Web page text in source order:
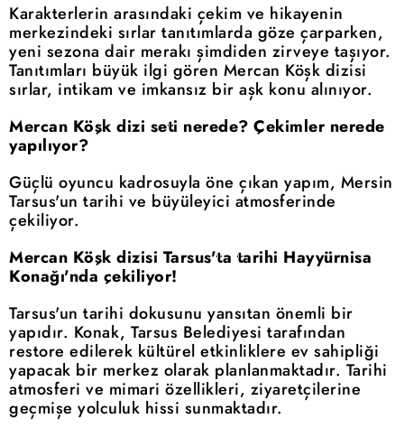
Karakterlerin arasındaki çekim ve hikayenin
merkezindeki sırlar tanıtımlarda göze çarparken,
yeni sezona dair merakı şimdiden zirveye taşıyor.
Tanıtımları büyük ilgi gören Mercan Köşk dizisi
sırlar, intikam ve imkansız bir aşk konu alınıyor.
Mercan Köşk dizi seti nerede? Çekimler nerede
yapılıyor?
Güçlü oyuncu kadrosuyla öne çıkan yapım, Mersin
Tarsus'un tarihi ve büyüleyici atmosferinde
çekiliyor.
Mercan Köşk dizisi Tarsus'ta tarihi Hayyürnisa
Konağı'nda çekiliyor!
Tarsus'un tarihi dokusunu yansıtan önemli bir
yapıdır. Konak, Tarsus Belediyesi tarafından
restore edilerek kültürel etkinliklere ev sahipliği
yapacak bir merkez olarak planlanmaktadır. Tarihi
atmosferi ve mimari özellikleri, ziyaretçilerine
geçmişe yolculuk hissi sunmaktadır.